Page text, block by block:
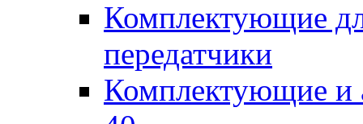
Комплектующие
передатчики
Комплектующие и